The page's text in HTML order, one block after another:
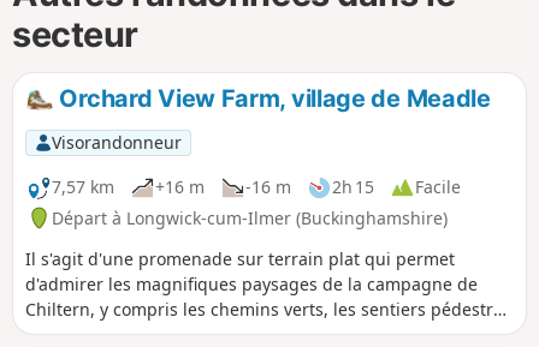
secteur
Orchard View Farm, village de Meadle
Visorandonneur
7,57 km
+16 m -16 m 2h 15
Facile
Départ à Longwick-cum-Ilmer (Buckinghamshire)
Il s'agit d'une promenade sur terrain plat qui permet
d'admirer les magnifiques paysages de la campagne de
Chiltern, y compris les chemins verts, les sentiers pédestres
ainsi que le village pittoresque de Meadle.